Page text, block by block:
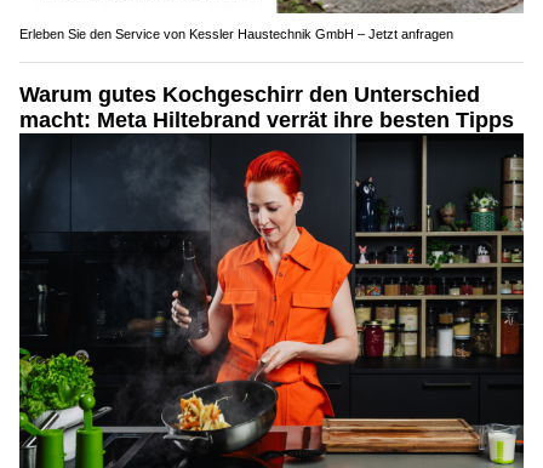
Erleben Sie den Service von Kessler Haustechnik GmbH – Jetzt anfragen
Warum gutes Kochgeschirr den Unterschied
macht: Meta Hiltebrand verrät ihre besten Tipps